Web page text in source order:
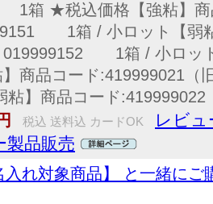
箱 ★税込価格【強粘】商
1箱 / 小ロット【弱
019999152 1箱 / 小ロ
】商品コード
粘】商品コード
税込 送料込 カードOK
レビュ
製品販売
入れ対象商品】 と一緒に